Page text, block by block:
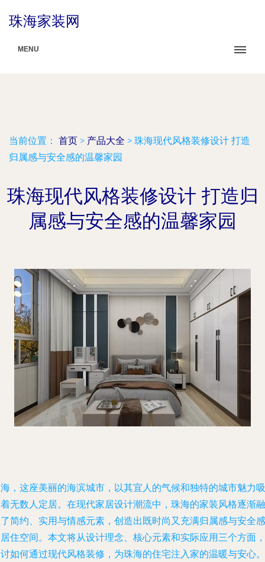
珠海家装网
MENU
当前位置： 首页 > 产品大全 > 珠海现代风格装修设计 打造
归属感与安全感的温馨家园
珠海现代风格装修设计 打造归
属感与安全感的温馨家园
，这座美丽的海滨城市，以其宜人的气候和独特的城市魅力吸
无数人定居。在现代家居设计潮流中，珠海的家装风格逐渐融
简约、实用与情感元素，创造出既时尚又充满归属感与安全感
住空间。本文将从设计理念、核心元素和实际应用三个方面，
如何通过现代风格装修，为珠海的住宅注入家的温暖与安心。